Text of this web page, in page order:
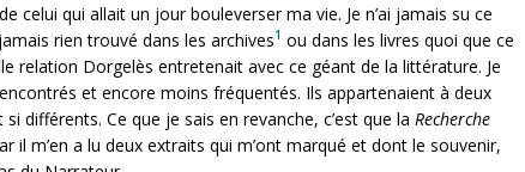
celui qui allait un jour bouleverser ma vie. Je n’ai jamais su ce
rien trouvé dans les archives1 ou dans les livres quoi que ce
relation Dorgelès entretenait avec ce géant de la littérature. Je
et encore moins fréquentés. Ils appartenaient à deux
différents. Ce que je sais en revanche, c’est que la Recherche
il m’en a lu deux extraits qui m’ont marqué et dont le souvenir,